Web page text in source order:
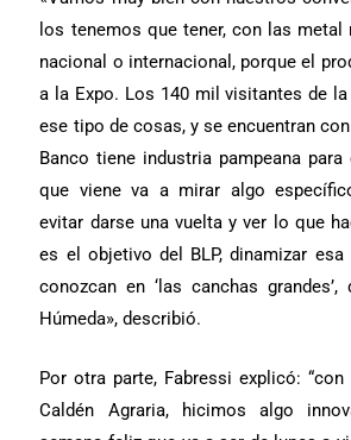
los tenemos que tener, con las metal
nacional o internacional, porque el
a la Expo. Los 140 mil visitantes de la
ese tipo de cosas, y se encuentran
Banco tiene industria pampeana
que viene va a mirar algo
evitar darse una vuelta y ver lo que
es el objetivo del BLP, dinamizar
conozcan en ‘las canchas
Húmeda», describió.
Por otra parte, Fabressi explicó:
Caldén Agraria, hicimos algo